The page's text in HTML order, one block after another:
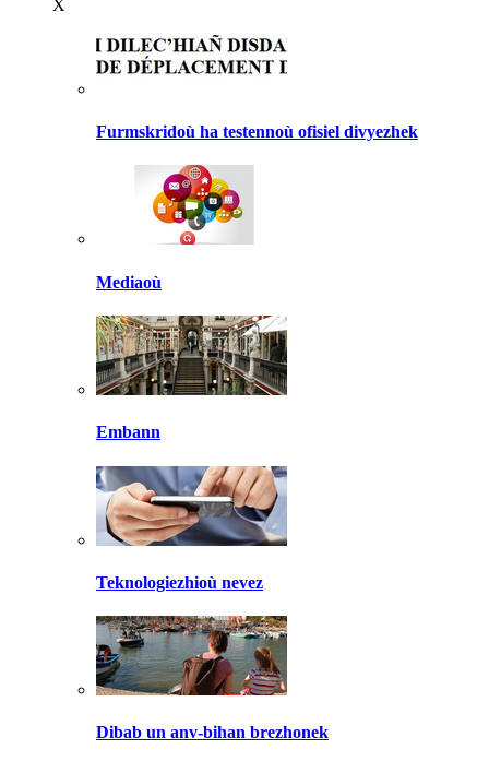
X
Furmskridoù ha testennoù ofisiel divyezhek
Mediaoù
Embann
Teknologiezhioù nevez
Dibab un anv-bihan brezhonek